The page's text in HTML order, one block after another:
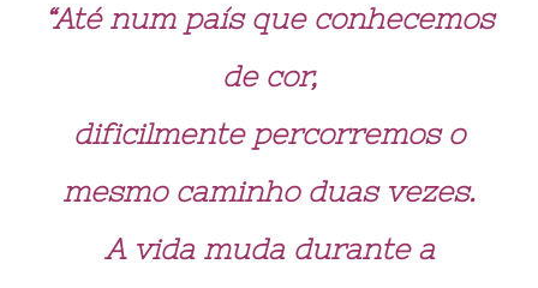
“Até num país que conhecemos
de cor,
dificilmente percorremos o
mesmo caminho duas vezes.
A vida muda durante a